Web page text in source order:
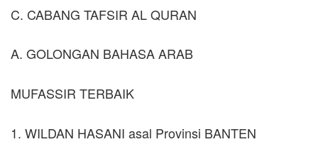
C. CABANG TAFSIR AL QURAN
A. GOLONGAN BAHASA ARAB
MUFASSIR TERBAIK
1. WILDAN HASANI asal Provinsi BANTEN